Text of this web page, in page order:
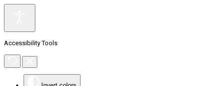
Accessibility Tools